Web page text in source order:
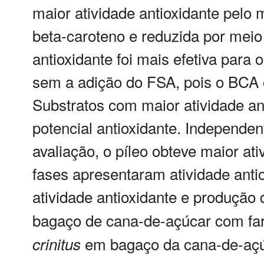
maior atividade antioxidante pelo
beta-caroteno e reduzida por
antioxidante foi mais efetiva para
sem a adição do FSA, pois o
Substratos com maior atividade
potencial antioxidante.
avaliação, o píleo obteve maior
fases apresentaram atividade
atividade antioxidante e
bagaço de cana-de-açúcar com
crinitus em bagaço da cana-de-